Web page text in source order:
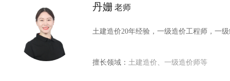
丹姗 老师
土建造价20年经验，一级造价工程师，一
擅长领域： 土建造价、一级造价师等